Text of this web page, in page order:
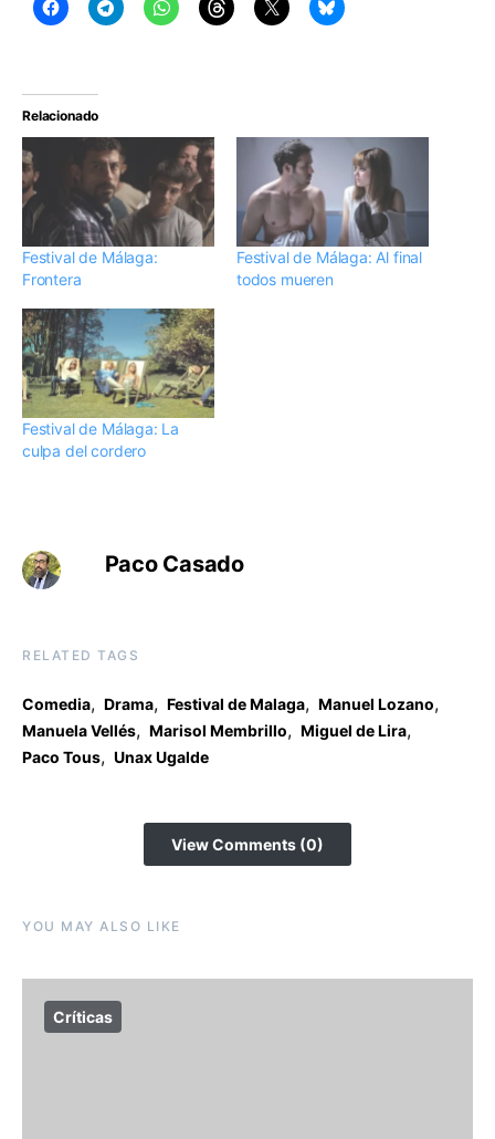
Relacionado
Festival de Málaga:
Frontera
Festival de Málaga: Al final
todos mueren
Festival de Málaga: La
culpa del cordero
Paco Casado
RELATED TAGS
Comedia, Drama, Festival de Malaga, Manuel Lozano,
Manuela Vellés, Marisol Membrillo, Miguel de Lira,
Paco Tous, Unax Ugalde
View Comments (0)
YOU MAY ALSO LIKE
Críticas